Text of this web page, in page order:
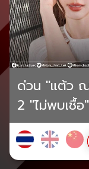
ด่วน "แต้ว
2 "ไม่พบเชื้อ"